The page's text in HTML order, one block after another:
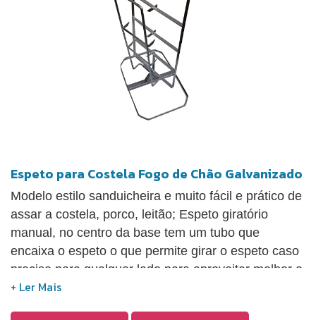
feito para durar em diversas condições climáticas.
Material: Aço Galvanizado (Não Enferruja). Modelo
para Costela até 25kg.
Espeto para Costela Fogo de Chão Galvanizado
Modelo estilo sanduicheira e muito fácil e prático de
assar a costela, porco, leitão; Espeto giratório
manual, no centro da base tem um tubo que
encaixa o espeto o que permite girar o espeto caso
precise para qualquer lado para aproveitar melhor o
fogo. Capacidade de peso de 5 a 20 kg de carne.